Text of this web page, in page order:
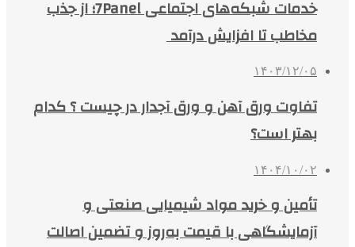
خدمات شبکه‌های اجتماعی 7Panel؛ از جذب
مخاطب تا افزایش درآمد
۱۴۰۳/۱۲/۰۵
تفاوت ورق آهن و ورق آجدار در چیست ؟ کدام
بهتر است؟
۱۴۰۴/۱۰/۰۲
تأمین و خرید مواد شیمیایی صنعتی و
آزمایشگاهی با قیمت به‌روز و تضمین اصالت